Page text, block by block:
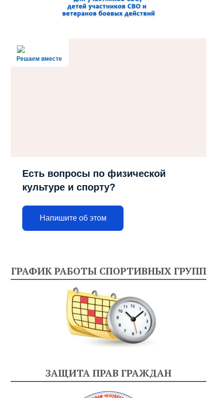
Решаем вместе
Есть вопросы по физической
культуре и спорту?
Напишите об этом
ГРАФИК РАБОТЫ СПОРТИВНЫХ ГРУПП
ЗАЩИТА ПРАВ ГРАЖДАН